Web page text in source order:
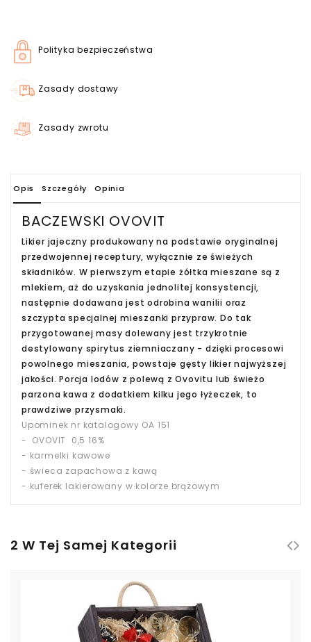
Polityka bezpieczeństwa
Zasady dostawy
Zasady zwrotu
Opis Szczegóły Opinia
BACZEWSKI OVOVIT
Likier jajeczny produkowany na podstawie oryginalnej
przedwojennej receptury, wyłącznie ze świeżych
składników. W pierwszym etapie żółtka mieszane są z
mlekiem, aż do uzyskania jednolitej konsystencji,
następnie dodawana jest odrobina wanilii oraz
szczypta specjalnej mieszanki przypraw. Do tak
przygotowanej masy dolewany jest trzykrotnie
destylowany spirytus ziemniaczany - dzięki procesowi
powolnego mieszania, powstaje gęsty likier najwyższej
jakości. Porcja lodów z polewą z Ovovitu lub świeżo
parzona kawa z dodatkiem kilku jego łyżeczek, to
prawdziwe przysmaki.
Upominek nr katalogowy OA 151
- OVOVIT 0,5 16%
- karmelki kawowe
- świeca zapachowa z kawą
- kuferek lakierowany w kolorze brązowym
2 W Tej Samej Kategorii